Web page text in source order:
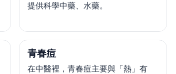
提供科學中藥、水藥。
青春痘
在中醫裡，青春痘主要與「熱」有